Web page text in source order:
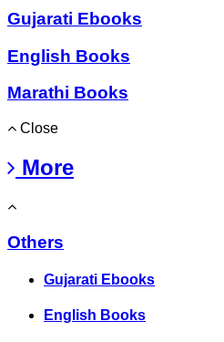
Gujarati Ebooks
English Books
Marathi Books
Close
More
Others
Gujarati Ebooks
English Books